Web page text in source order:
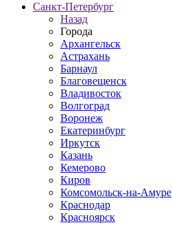
Санкт-Петербург
Назад
Города
Архангельск
Астрахань
Барнаул
Благовещенск
Владивосток
Волгоград
Воронеж
Екатеринбург
Иркутск
Казань
Кемерово
Киров
Комсомольск-на-Амуре
Краснодар
Красноярск